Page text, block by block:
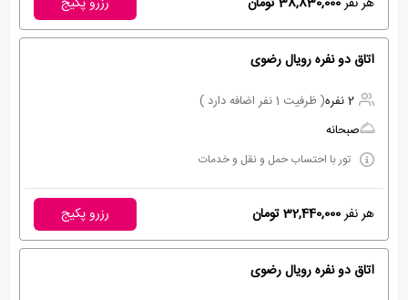
اتاق دو نفره رویال رضوی
2 نفره
( ظرفیت 1 نفر اضافه دارد )
صبحانه
تور با احتساب حمل و نقل و خدمات
هر نفر32,440,000 تومان رزرو پکیج
اتاق دو نفره رویال رضوی